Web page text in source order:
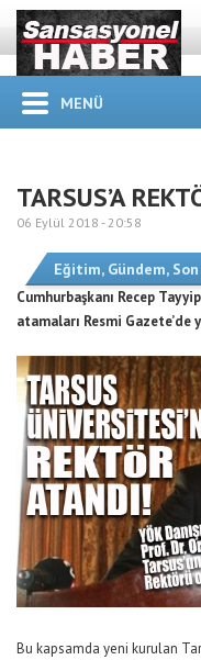
MENÜ
TARSUS’A
06 Eylül 2018 -20:58
Eğitim, Gündem,
Cumhurbaşkanı Recep
atamaları Resmi Gazete’de
Bu kapsamda yeni kurulan